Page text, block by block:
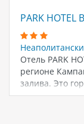
PARK HOTEL
Отель PARK
регионе
залива. Это